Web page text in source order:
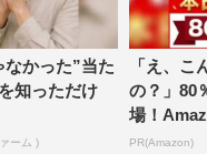
なかった”当た
知っただけ
ーム )
「え、こ
の？」80
場！
PR(Amazon)